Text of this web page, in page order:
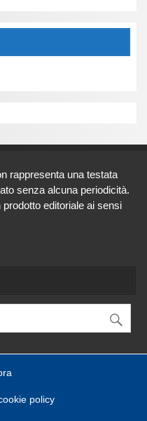
rappresenta una testata
senza alcuna periodicità.
editoriale ai sensi
policy